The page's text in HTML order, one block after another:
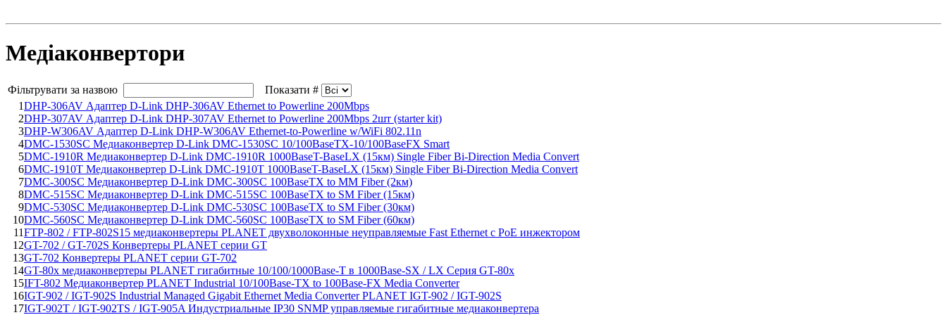
Медіаконвертори
Фільтрувати за назвою
Показати #
1DHP-306AV Адаптер D-Link DHP-306AV Ethernet to Powerline 200Mbps
2DHP-307AV Адаптер D-Link DHP-307AV Ethernet to Powerline 200Mbps 2шт (starter kit)
3DHP-W306AV Адаптер D-Link DHP-W306AV Ethernet-to-Powerline w/WiFi 802.11n
4DMC-1530SC Медиаконвертер D-Link DMC-1530SC 10/100BaseTX-10/100BaseFX Smart
5DMC-1910R Медиаконвертер D-Link DMC-1910R 1000BaseT-BaseLX (15км) Single Fiber Bi-Direction Media Convert
6DMC-1910T Медиаконвертер D-Link DMC-1910T 1000BaseT-BaseLX (15км) Single Fiber Bi-Direction Media Convert
7DMC-300SC Медиаконвертер D-Link DMC-300SC 100BaseTX to MM Fiber (2км)
8DMC-515SC Медиаконвертер D-Link DMC-515SC 100BaseTX to SM Fiber (15км)
9DMC-530SC Медиаконвертер D-Link DMC-530SC 100BaseTX to SM Fiber (30км)
10DMC-560SC Медиаконвертер D-Link DMC-560SC 100BaseTX to SM Fiber (60км)
11FTP-802 / FTP-802S15 медиаконвертеры PLANET двухволоконные неуправляемые Fast Ethernet с PoE инжектором
12GT-702 / GT-702S Конвертеры PLANET серии GT
13GT-702 Конвертеры PLANET серии GT-702
14GT-80x медиаконвертеры PLANET гигабитные 10/100/1000Base-T в 1000Base-SX / LX Серия GT-80x
15IFT-802 Медиаконвертер PLANET Industrial 10/100Base-TX to 100Base-FX Media Converter
16IGT-902 / IGT-902S Industrial Managed Gigabit Ethernet Media Converter PLANET IGT-902 / IGT-902S
17IGT-902T / IGT-902TS / IGT-905A Индустриальные IP30 SNMP управляемые гигабитные медиаконвертера